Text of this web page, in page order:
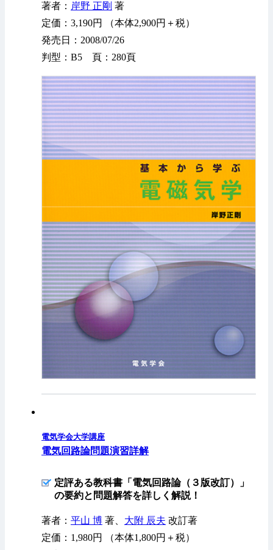
著者： 岸野 正剛 著
定価：3,190円 （本体2,900円＋税）
発売日：2008/07/26
判型：B5 頁：280頁
電気学会大学講座
電気回路論問題演習詳解
定評ある教科書「電気回路論（３版改訂）」
の要約と問題解答を詳しく解説！
著者： 平山 博 著、 大附 辰夫 改訂著
定価：1,980円 （本体1,800円＋税）